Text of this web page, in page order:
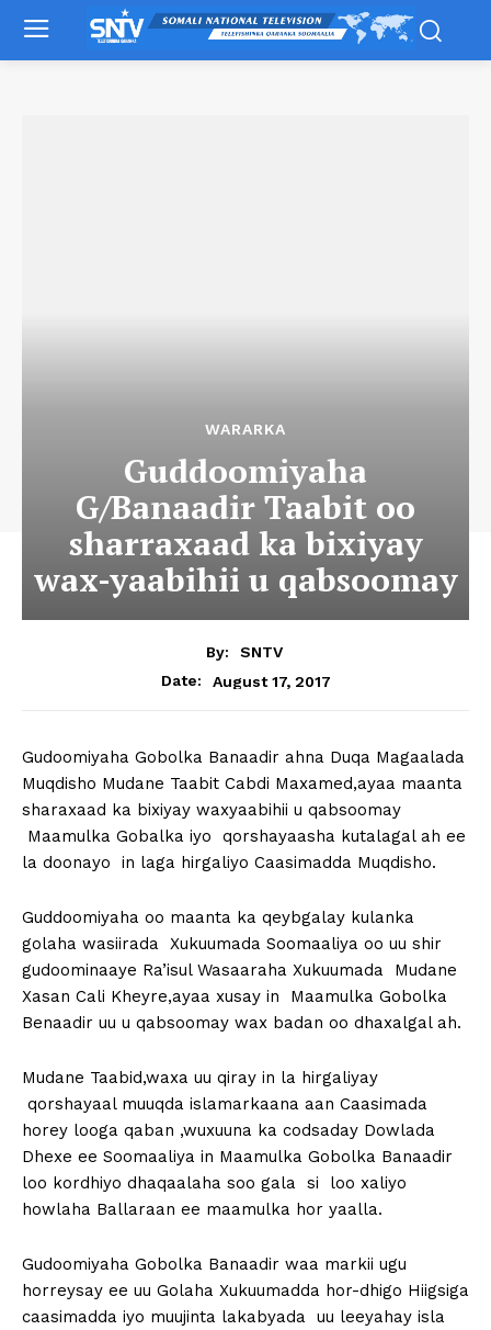
WARARKA
Guddoomiyaha
G/Banaadir Taabit oo
sharraxaad ka bixiyay
wax-yaabihii u qabsoomay
By:
SNTV
Date:
August 17, 2017
Gudoomiyaha Gobolka Banaadir ahna Duqa Magaalada
Muqdisho Mudane Taabit Cabdi Maxamed,ayaa maanta
sharaxaad ka bixiyay waxyaabihii u qabsoomay
Maamulka Gobalka iyo qorshayaasha kutalagal ah ee
la doonayo in laga hirgaliyo Caasimadda Muqdisho.
Guddoomiyaha oo maanta ka qeybgalay kulanka
golaha wasiirada Xukuumada Soomaaliya oo uu shir
gudoominaaye Ra’isul Wasaaraha Xukuumada Mudane
Xasan Cali Kheyre,ayaa xusay in Maamulka Gobolka
Benaadir uu u qabsoomay wax badan oo dhaxalgal ah.
Mudane Taabid,waxa uu qiray in la hirgaliyay
qorshayaal muuqda islamarkaana aan Caasimada
horey looga qaban ,wuxuuna ka codsaday Dowlada
Dhexe ee Soomaaliya in Maamulka Gobolka Banaadir
loo kordhiyo dhaqaalaha soo gala si loo xaliyo
howlaha Ballaraan ee maamulka hor yaalla.
Gudoomiyaha Gobolka Banaadir waa markii ugu
horreysay ee uu Golaha Xukuumadda hor-dhigo Hiigsiga
caasimadda iyo muujinta lakabyada uu leeyahay isla